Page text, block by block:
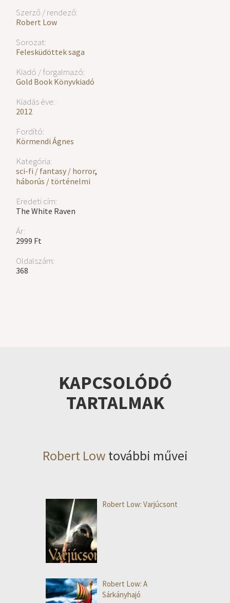
Szerző / rendező:
Robert Low
Sorozat:
Felesküdöttek saga
Kiadó / forgalmazó:
Gold Book Könyvkiadó
Kiadás éve:
2012
Fordító:
Körmendi Ágnes
Kategória:
sci-fi / fantasy / horror,
háborús / történelmi
Eredeti cím:
The White Raven
Ár:
2999 Ft
Oldalszám:
368
KAPCSOLÓDÓ
TARTALMAK
Robert Low további művei
Robert Low: Varjúcsont
Robert Low: A
Sárkányhajó